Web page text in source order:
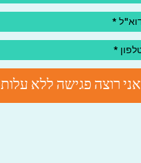
אני רוצה פגישה ללא עלות